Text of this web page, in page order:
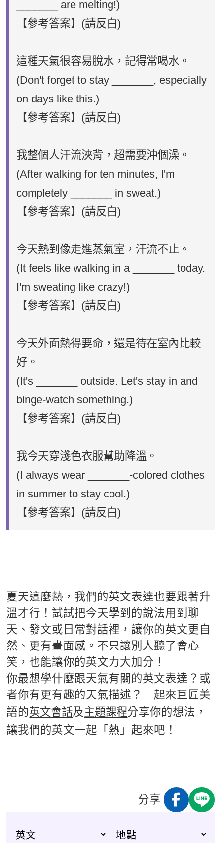
_______ are melting!)
【參考答案】(請反白)
這種天氣很容易脫水，記得常喝水。
(Don't forget to stay _______, especially
on days like this.)
【參考答案】(請反白)
我整個人汗流浹背，超需要沖個澡。
(After walking for ten minutes, I'm
completely _______ in sweat.)
【參考答案】(請反白)
今天熱到像走進蒸氣室，汗流不止。
(It feels like walking in a _______ today.
I'm sweating like crazy!)
【參考答案】(請反白)
今天外面熱得要命，還是待在室內比較
好。
(It's _______ outside. Let's stay in and
binge-watch something.)
【參考答案】(請反白)
我今天穿淺色衣服幫助降溫。
(I always wear _______-colored clothes
in summer to stay cool.)
【參考答案】(請反白)
夏天這麼熱，我們的英文表達也要跟著升
溫才行！試試把今天學到的說法用到聊
天、發文或日常對話裡，讓你的英文更自
然、更有畫面感。不只讓別人聽了會心一
笑，也能讓你的英文力大加分！
你最想學什麼跟天氣有關的英文表達？或
者你有更有趣的天氣描述？一起來巨匠美
語的英文會話及主題課程分享你的想法，
讓我們的英文一起「熱」起來吧！
分享